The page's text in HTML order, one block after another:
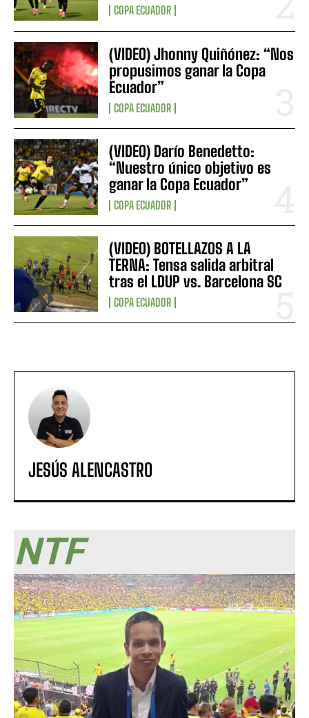
COPA ECUADOR
(VIDEO) Jhonny Quiñónez: “Nos
propusimos ganar la Copa
Ecuador”
COPA ECUADOR
(VIDEO) Darío Benedetto:
“Nuestro único objetivo es
ganar la Copa Ecuador”
COPA ECUADOR
(VIDEO) BOTELLAZOS A LA
TERNA: Tensa salida arbitral
tras el LDUP vs. Barcelona SC
COPA ECUADOR
JESÚS ALENCASTRO
NTF